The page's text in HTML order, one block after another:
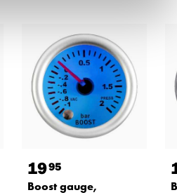
1995
Boost gauge,